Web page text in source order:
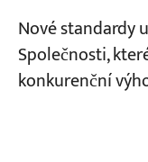
Nové standardy
Společnosti,
konkurenční